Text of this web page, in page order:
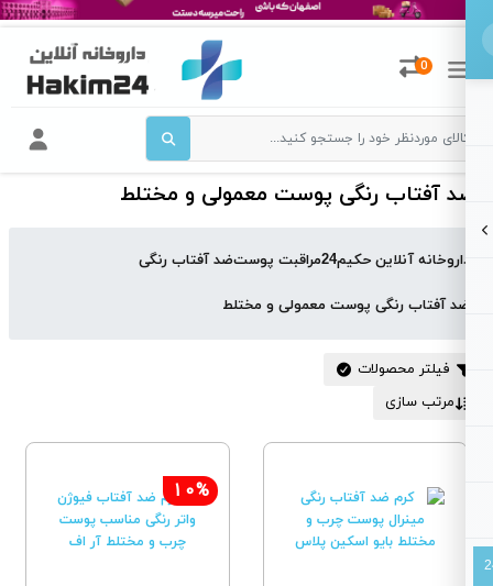
0
آفتاب رنگی پوست معمولی و مختلط
آنلاین حکیم24 مراقبت پوستضد آفتاب رنگی
آفتاب رنگی پوست معمولی و مختلط
فیلتر محصولات
مرتب سازی
10%